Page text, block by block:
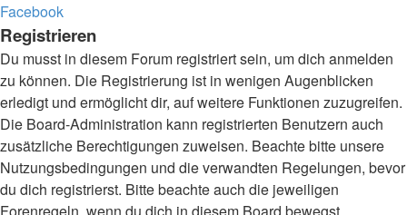
Facebook
Registrieren
Du musst in diesem Forum registriert sein, um dich anmelden
zu können. Die Registrierung ist in wenigen Augenblicken
erledigt und ermöglicht dir, auf weitere Funktionen zuzugreifen.
Die Board-Administration kann registrierten Benutzern auch
zusätzliche Berechtigungen zuweisen. Beachte bitte unsere
Nutzungsbedingungen und die verwandten Regelungen, bevor
du dich registrierst. Bitte beachte auch die jeweiligen